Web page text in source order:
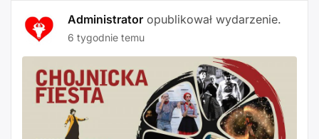
Administrator opublikował wydarzenie.
6 tygodnie temu